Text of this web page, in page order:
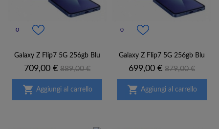
0
Galaxy Z Flip7 5G 256gb Blu
Prezzo
709,00 € Prezzo
base
889,00 €
 Aggiungi al carrello
0
Galaxy Z Flip7 5G 256gb Blu
Prezzo
699,00 € Prezzo
base
879,00 €
 Aggiungi al carrello